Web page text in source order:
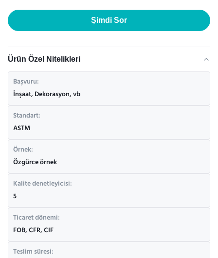
Şimdi Sor
Ürün Özel Nitelikleri
Başvuru:
İnşaat, Dekorasyon, vb
Standart:
ASTM
Örnek:
Özgürce örnek
Kalite denetleyicisi:
5
Ticaret dönemi:
FOB, CFR, CIF
Teslim süresi: